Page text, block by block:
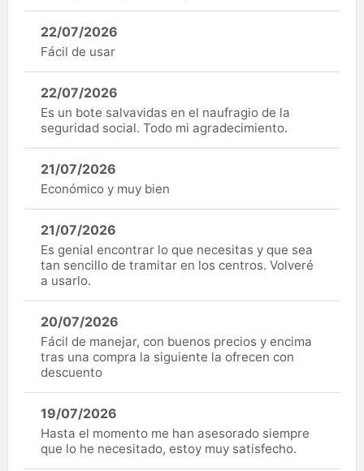
22/07/2026
Fácil de usar
22/07/2026
Es un bote salvavidas en el naufragio de la
seguridad social. Todo mi agradecimiento.
21/07/2026
Económico y muy bien
21/07/2026
Es genial encontrar lo que necesitas y que sea
tan sencillo de tramitar en los centros. Volveré
a usarlo.
20/07/2026
Fácil de manejar, con buenos precios y encima
tras una compra la siguiente la ofrecen con
descuento
19/07/2026
Hasta el momento me han asesorado siempre
que lo he necesitado, estoy muy satisfecho.